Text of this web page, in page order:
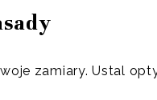
zamiary. Ustal